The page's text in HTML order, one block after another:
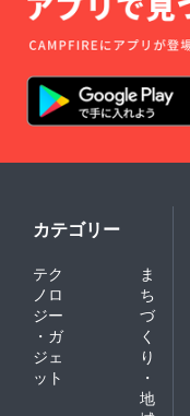
カテゴリー
テク
ノロ
ジー
・ガ
ジェ
ット
ま
ち
づ
く
り
・
地